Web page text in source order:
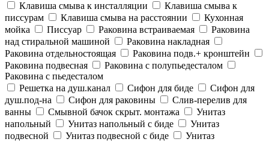
Клавиша смыва к инсталляции
Клавиша смыва к
писсурам
Клавиша смыва на расстоянии
Кухонная
мойка
Писсуар Раковина встраиваемая
Раковина
над стиральной машиной
Раковина накладная
Раковина отдельностоящая
Раковина подв.+ кронштейн
Раковина подвесная
Раковина с полупьедесталом
Раковина с пьедесталом
Решетка на душ.канал
Сифон для биде
Сифон для
душ.под-на
Сифон для раковины
Слив-перелив для
ванны
Смывной бачок скрыт. монтажа
Унитаз
напольный
Унитаз напольный с биде
Унитаз
подвесной
Унитаз подвесной с биде
Унитаз